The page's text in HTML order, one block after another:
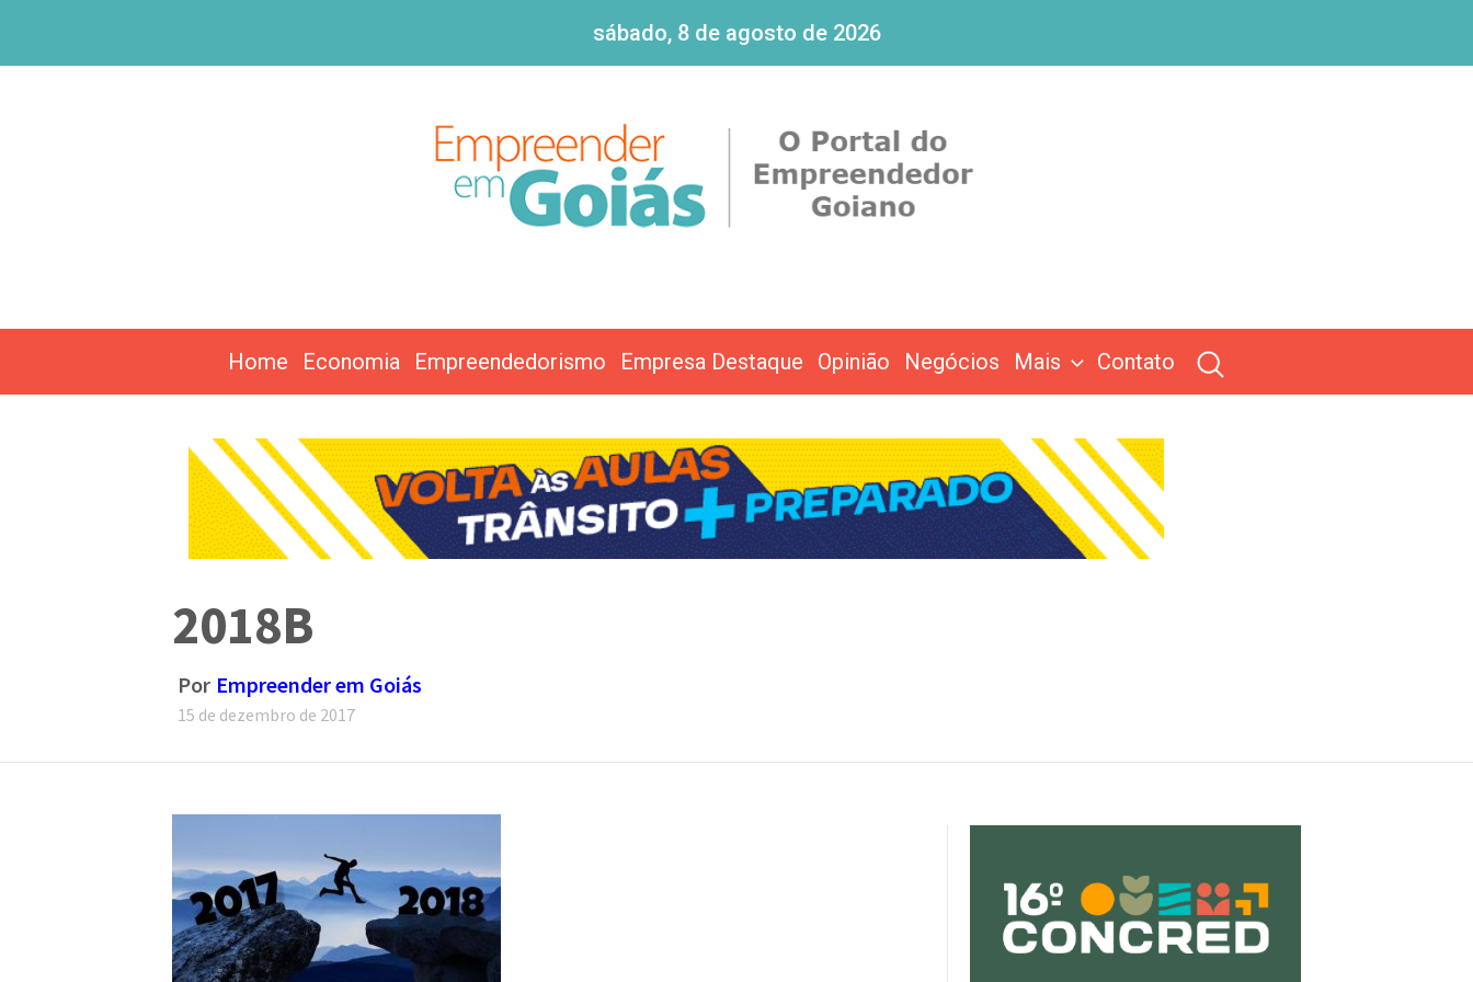
sábado, 8 de agosto de 2026
Home Economia Empreendedorismo Empresa Destaque Opinião Negócios Mais Contato
2018B
Por Empreender em Goiás
15 de dezembro de 2017